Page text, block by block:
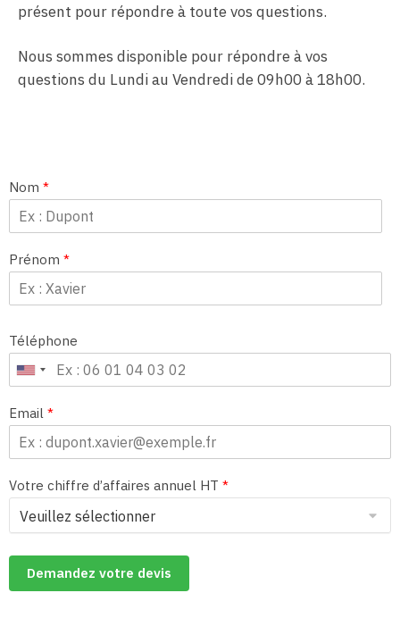
présent pour répondre à toute vos questions.
Nous sommes disponible pour répondre à vos
questions du Lundi au Vendredi de 09h00 à 18h00.
Nom *
Prénom *
Téléphone
Email *
Votre chiffre d’affaires annuel HT *
Demandez votre devis